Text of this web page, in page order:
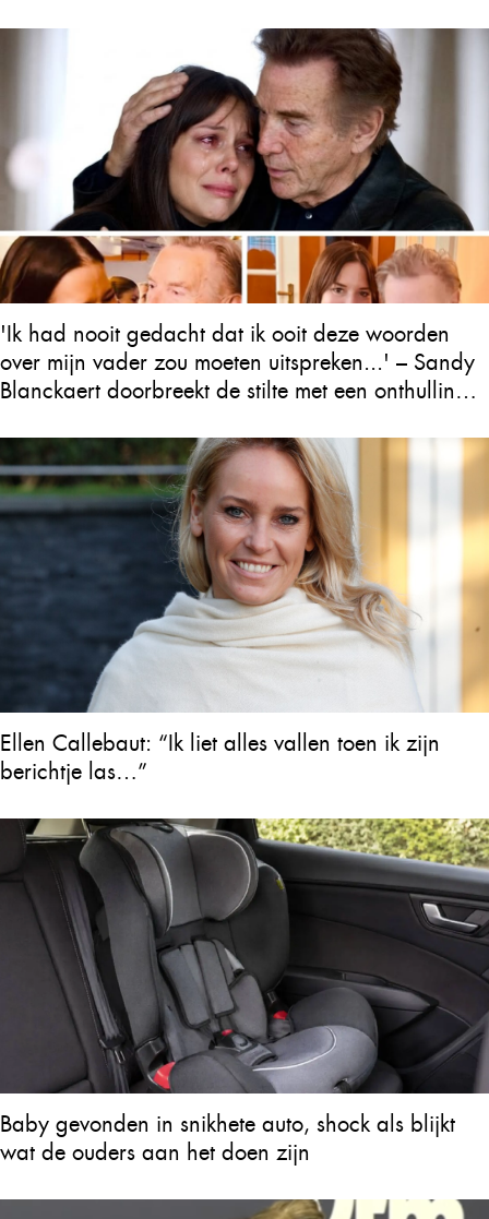
'Ik had nooit gedacht dat ik ooit deze woorden
over mijn vader zou moeten uitspreken...' – Sandy
Blanckaert doorbreekt de stilte met een onthulling
achterlaat
Ellen Callebaut: “Ik liet alles vallen toen ik zijn
berichtje las…”
Baby gevonden in snikhete auto, shock als blijkt
wat de ouders aan het doen zijn